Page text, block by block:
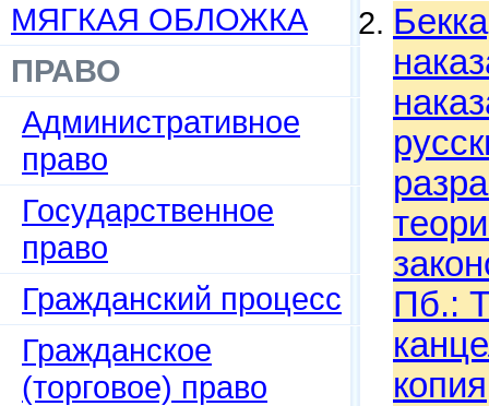
МЯГКАЯ ОБЛОЖКА
ПРАВО
Административное
право
Государственное
право
Гражданский процесс
Гражданское
(торговое) право
Пб.:
копия